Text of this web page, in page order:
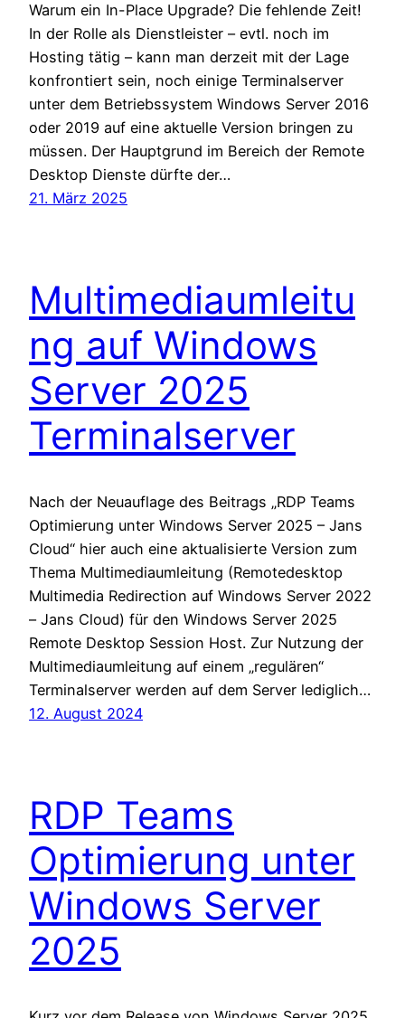
Warum ein In-Place Upgrade? Die fehlende Zeit!
In der Rolle als Dienstleister – evtl. noch im
Hosting tätig – kann man derzeit mit der Lage
konfrontiert sein, noch einige Terminalserver
unter dem Betriebssystem Windows Server 2016
oder 2019 auf eine aktuelle Version bringen zu
müssen. Der Hauptgrund im Bereich der Remote
Desktop Dienste dürfte der…
21. März 2025
Multimediaumleitu
ng auf Windows
Server 2025
Terminalserver
Nach der Neuauflage des Beitrags „RDP Teams
Optimierung unter Windows Server 2025 – Jans
Cloud“ hier auch eine aktualisierte Version zum
Thema Multimediaumleitung (Remotedesktop
Multimedia Redirection auf Windows Server 2022
– Jans Cloud) für den Windows Server 2025
Remote Desktop Session Host. Zur Nutzung der
Multimediaumleitung auf einem „regulären“
Terminalserver werden auf dem Server lediglich…
12. August 2024
RDP Teams
Optimierung unter
Windows Server
2025